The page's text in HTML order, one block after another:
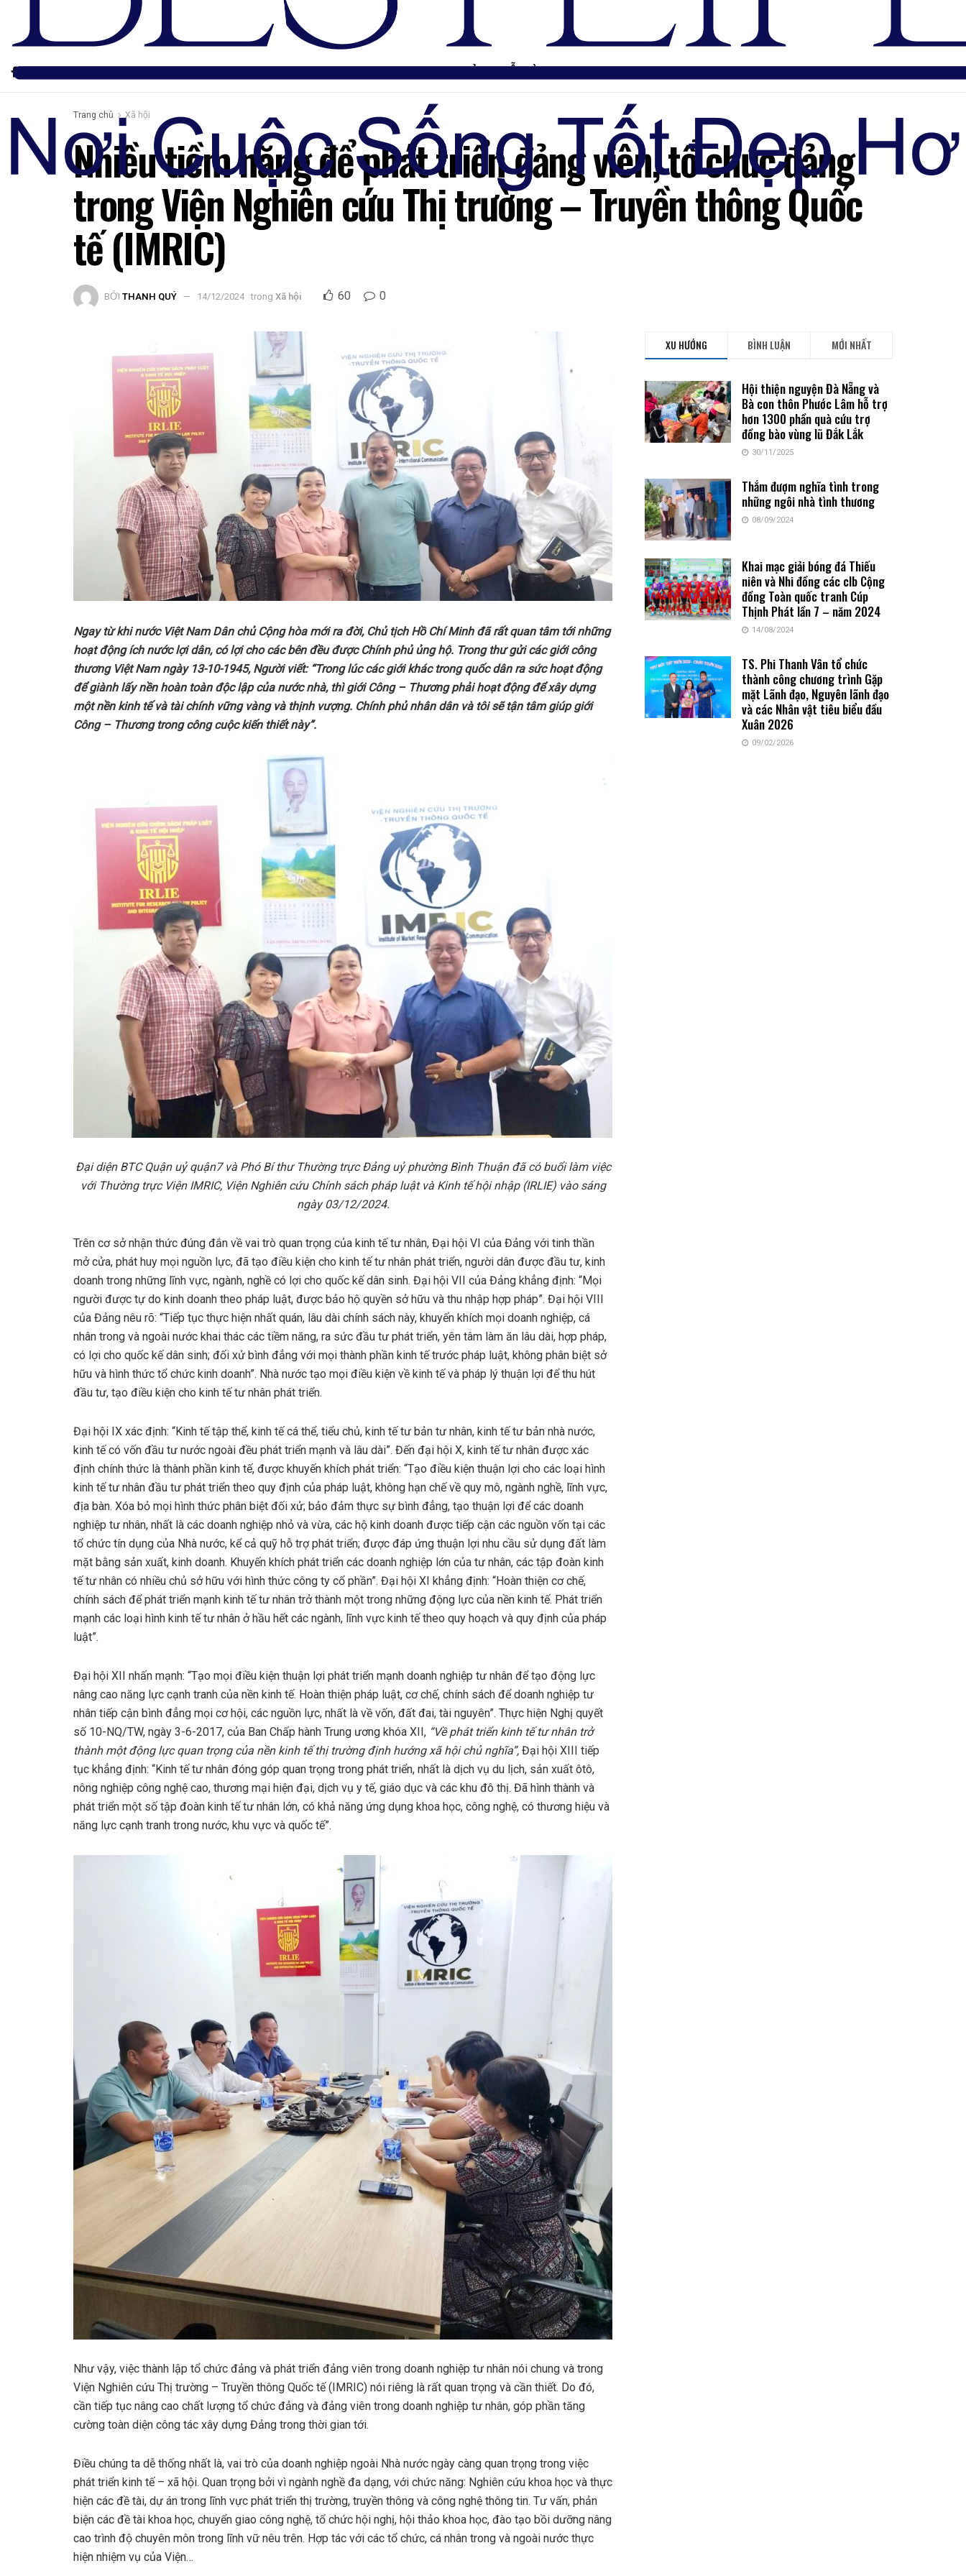
TRANG CHỦ DIỄN ĐÀN Đăng nhập
Trang chủ Xã hội
Nhiều tiềm năng để phát triển đảng viên, tổ chức đảng
trong Viện Nghiên cứu Thị trường – Truyền thông Quốc
tế (IMRIC)
BỞI THANH QUÝ 14/12/2024 trong Xã hội 60 0
Ngay từ khi nước Việt Nam Dân chủ Cộng hòa mới ra đời, Chủ tịch Hồ Chí Minh đã rất quan tâm tới những
hoạt động ích nước lợi dân, có lợi cho các bên đều được Chính phủ ủng hộ. Trong thư gửi các giới công
thương Việt Nam ngày 13-10-1945, Người viết: “Trong lúc các giới khác trong quốc dân ra sức hoạt động
để giành lấy nền hoàn toàn độc lập của nước nhà, thì giới Công – Thương phải hoạt động để xây dựng
một nền kinh tế và tài chính vững vàng và thịnh vượng. Chính phủ nhân dân và tôi sẽ tận tâm giúp giới
Công – Thương trong công cuộc kiến thiết này”.
Đại diện BTC Quận uỷ quận7 và Phó Bí thư Thường trực Đảng uỷ phường Bình Thuận đã có buổi làm việc
với Thường trực Viện IMRIC, Viện Nghiên cứu Chính sách pháp luật và Kinh tế hội nhập (IRLIE) vào sáng
ngày 03/12/2024.
Trên cơ sở nhận thức đúng đắn về vai trò quan trọng của kinh tế tư nhân, Đại hội VI của Đảng với tinh thần
mở cửa, phát huy mọi nguồn lực, đã tạo điều kiện cho kinh tế tư nhân phát triển, người dân được đầu tư, kinh
doanh trong những lĩnh vực, ngành, nghề có lợi cho quốc kế dân sinh. Đại hội VII của Đảng khẳng định: “Mọi
người được tự do kinh doanh theo pháp luật, được bảo hộ quyền sở hữu và thu nhập hợp pháp”. Đại hội VIII
của Đảng nêu rõ: “Tiếp tục thực hiện nhất quán, lâu dài chính sách này, khuyến khích mọi doanh nghiệp, cá
nhân trong và ngoài nước khai thác các tiềm năng, ra sức đầu tư phát triển, yên tâm làm ăn lâu dài, hợp pháp,
có lợi cho quốc kế dân sinh; đối xử bình đẳng với mọi thành phần kinh tế trước pháp luật, không phân biệt sở
hữu và hình thức tổ chức kinh doanh”. Nhà nước tạo mọi điều kiện về kinh tế và pháp lý thuận lợi để thu hút
đầu tư, tạo điều kiện cho kinh tế tư nhân phát triển.
Đại hội IX xác định: “Kinh tế tập thể, kinh tế cá thể, tiểu chủ, kinh tế tư bản tư nhân, kinh tế tư bản nhà nước,
kinh tế có vốn đầu tư nước ngoài đều phát triển mạnh và lâu dài”. Đến đại hội X, kinh tế tư nhân được xác
định chính thức là thành phần kinh tế, được khuyến khích phát triển: “Tạo điều kiện thuận lợi cho các loại hình
kinh tế tư nhân đầu tư phát triển theo quy định của pháp luật, không hạn chế về quy mô, ngành nghề, lĩnh vực,
địa bàn. Xóa bỏ mọi hình thức phân biệt đối xử; bảo đảm thực sự bình đẳng, tạo thuận lợi để các doanh
nghiệp tư nhân, nhất là các doanh nghiệp nhỏ và vừa, các hộ kinh doanh được tiếp cận các nguồn vốn tại các
tổ chức tín dụng của Nhà nước, kể cả quỹ hỗ trợ phát triển; được đáp ứng thuận lợi nhu cầu sử dụng đất làm
mặt bằng sản xuất, kinh doanh. Khuyến khích phát triển các doanh nghiệp lớn của tư nhân, các tập đoàn kinh
tế tư nhân có nhiều chủ sở hữu với hình thức công ty cổ phần”. Đại hội XI khẳng định: “Hoàn thiện cơ chế,
chính sách để phát triển mạnh kinh tế tư nhân trở thành một trong những động lực của nền kinh tế. Phát triển
mạnh các loại hình kinh tế tư nhân ở hầu hết các ngành, lĩnh vực kinh tế theo quy hoạch và quy định của pháp
luật”.
Đại hội XII nhấn mạnh: “Tạo mọi điều kiện thuận lợi phát triển mạnh doanh nghiệp tư nhân để tạo động lực
nâng cao năng lực cạnh tranh của nền kinh tế. Hoàn thiện pháp luật, cơ chế, chính sách để doanh nghiệp tư
nhân tiếp cận bình đẳng mọi cơ hội, các nguồn lực, nhất là về vốn, đất đai, tài nguyên”. Thực hiện Nghị quyết
số 10-NQ/TW, ngày 3-6-2017, của Ban Chấp hành Trung ương khóa XII, “Về phát triển kinh tế tư nhân trở
thành một động lực quan trọng của nền kinh tế thị trường định hướng xã hội chủ nghĩa”, Đại hội XIII tiếp
tục khẳng định: “Kinh tế tư nhân đóng góp quan trọng trong phát triển, nhất là dịch vụ du lịch, sản xuất ôtô,
nông nghiệp công nghệ cao, thương mại hiện đại, dịch vụ y tế, giáo dục và các khu đô thị. Đã hình thành và
phát triển một số tập đoàn kinh tế tư nhân lớn, có khả năng ứng dụng khoa học, công nghệ, có thương hiệu và
năng lực cạnh tranh trong nước, khu vực và quốc tế”.
Như vậy, việc thành lập tổ chức đảng và phát triển đảng viên trong doanh nghiệp tư nhân nói chung và trong
Viện Nghiên cứu Thị trường – Truyền thông Quốc tế (IMRIC) nói riêng là rất quan trọng và cần thiết. Do đó,
cần tiếp tục nâng cao chất lượng tổ chức đảng và đảng viên trong doanh nghiệp tư nhân, góp phần tăng
cường toàn diện công tác xây dựng Đảng trong thời gian tới.
Điều chúng ta dễ thống nhất là, vai trò của doanh nghiệp ngoài Nhà nước ngày càng quan trọng trong việc
phát triển kinh tế – xã hội. Quan trọng bởi vì ngành nghề đa dạng, với chức năng: Nghiên cứu khoa học và thực
hiện các đề tài, dự án trong lĩnh vực phát triển thị trường, truyền thông và công nghệ thông tin. Tư vấn, phản
biện các đề tài khoa học, chuyển giao công nghệ, tổ chức hội nghị, hội thảo khoa học, đào tạo bồi dưỡng nâng
cao trình độ chuyên môn trong lĩnh vữ nêu trên. Hợp tác với các tổ chức, cá nhân trong và ngoài nước thực
hiện nhiệm vụ của Viện…
XU HƯỚNG BÌNH LUẬN MỚI NHẤT
Hội thiện nguyện Đà Nẵng và
Bà con thôn Phước Lâm hỗ trợ
hơn 1300 phần quà cứu trợ
đồng bào vùng lũ Đắk Lắk
30/11/2025
Thắm đượm nghĩa tình trong
những ngôi nhà tình thương
08/09/2024
Khai mạc giải bóng đá Thiếu
niên và Nhi đồng các clb Cộng
đồng Toàn quốc tranh Cúp
Thịnh Phát lần 7 – năm 2024
14/08/2024
TS. Phi Thanh Vân tổ chức
thành công chương trình Gặp
mặt Lãnh đạo, Nguyên lãnh đạo
và các Nhân vật tiêu biểu đầu
Xuân 2026
09/02/2026